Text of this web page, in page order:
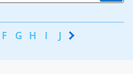
F G H I J K